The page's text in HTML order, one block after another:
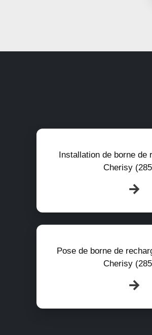
Installation de borne de
Cherisy
Pose de borne de
Cherisy